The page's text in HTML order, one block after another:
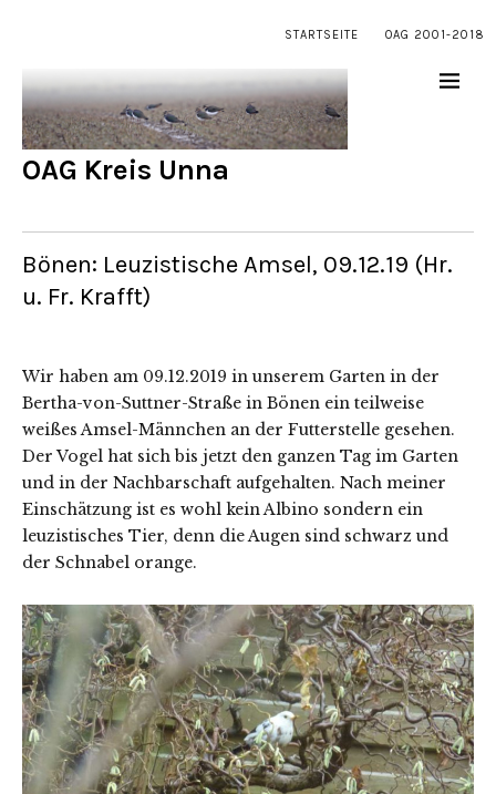
STARTSEITE OAG 2001-2018
OAG Kreis Unna
Bönen: Leuzistische Amsel, 09.12.19 (Hr.
u. Fr. Krafft)
Wir haben am 09.12.2019 in unserem Garten in der
Bertha-von-Suttner-Straße in Bönen ein teilweise
weißes Amsel-Männchen an der Futterstelle gesehen.
Der Vogel hat sich bis jetzt den ganzen Tag im Garten
und in der Nachbarschaft aufgehalten. Nach meiner
Einschätzung ist es wohl kein Albino sondern ein
leuzistisches Tier, denn die Augen sind schwarz und
der Schnabel orange.